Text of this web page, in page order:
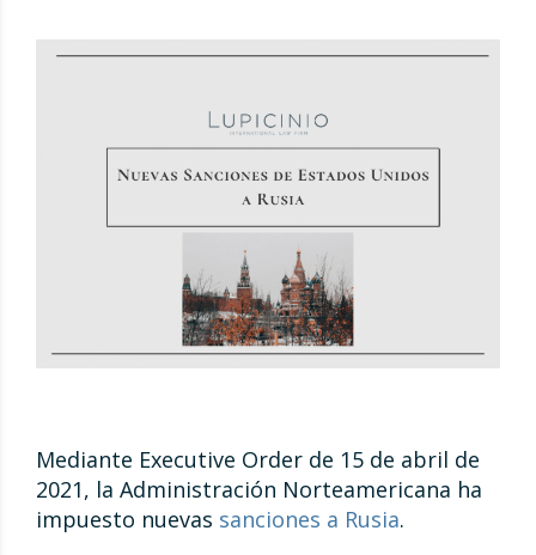
Mediante Executive Order de 15 de abril de
2021, la Administración Norteamericana ha
impuesto nuevas sanciones a Rusia.